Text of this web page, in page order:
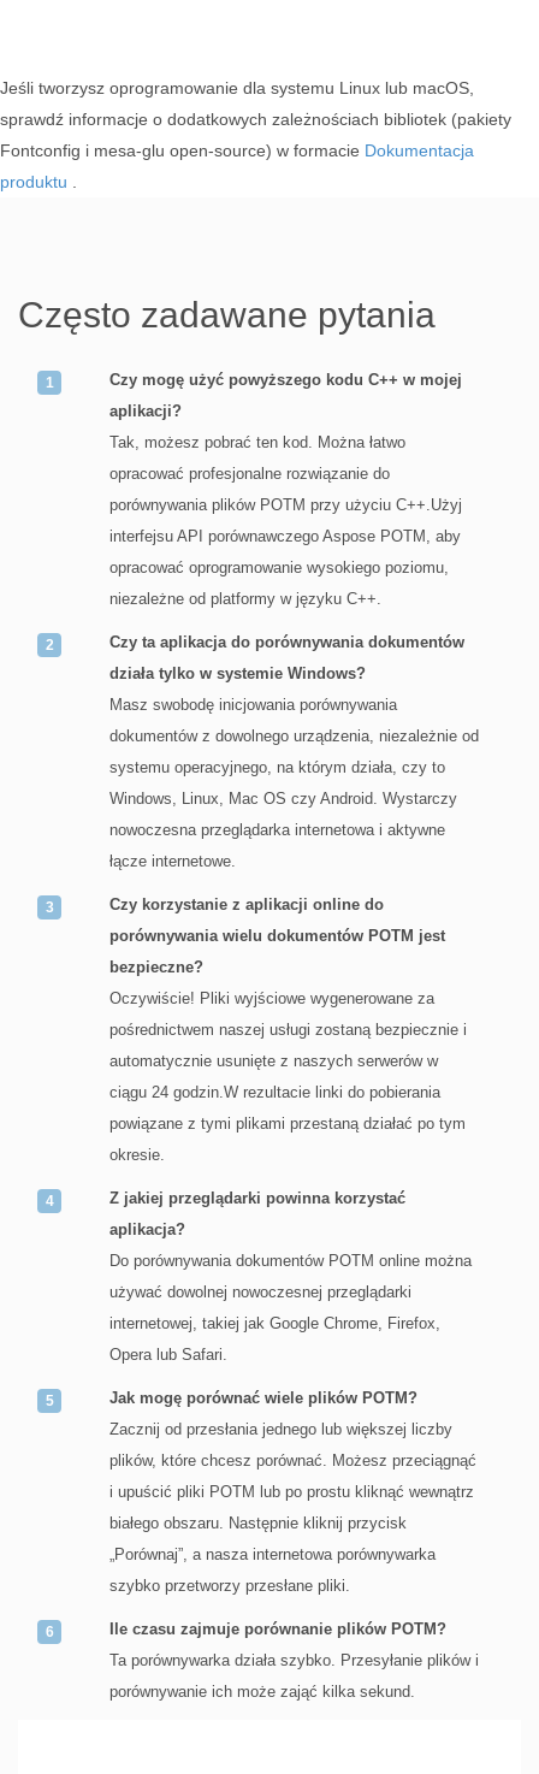
Jeśli tworzysz oprogramowanie dla systemu Linux lub macOS,
sprawdź informacje o dodatkowych zależnościach bibliotek (pakiety
Fontconfig i mesa-glu open-source) w formacie Dokumentacja
produktu
Często zadawane pytania
Czy mogę użyć powyższego kodu C++ w mojej
aplikacji?
Tak, możesz pobrać ten kod. Można łatwo
opracować profesjonalne rozwiązanie do
porównywania plików POTM przy użyciu C++.Użyj
interfejsu API porównawczego Aspose POTM, aby
opracować oprogramowanie wysokiego poziomu,
niezależne od platformy w języku C++.
Czy ta aplikacja do porównywania dokumentów
działa tylko w systemie Windows?
Masz swobodę inicjowania porównywania
dokumentów z dowolnego urządzenia, niezależnie od
systemu operacyjnego, na którym działa, czy to
Windows, Linux, Mac OS czy Android. Wystarczy
nowoczesna przeglądarka internetowa i aktywne
łącze internetowe.
Czy korzystanie z aplikacji online do
porównywania wielu dokumentów POTM jest
bezpieczne?
Oczywiście! Pliki wyjściowe wygenerowane za
pośrednictwem naszej usługi zostaną bezpiecznie i
automatycznie usunięte z naszych serwerów w
ciągu 24 godzin.W rezultacie linki do pobierania
powiązane z tymi plikami przestaną działać po tym
okresie.
Z jakiej przeglądarki powinna korzystać
aplikacja?
Do porównywania dokumentów POTM online można
używać dowolnej nowoczesnej przeglądarki
internetowej, takiej jak Google Chrome, Firefox,
Opera lub Safari.
Jak mogę porównać wiele plików POTM?
Zacznij od przesłania jednego lub większej liczby
plików, które chcesz porównać. Możesz przeciągnąć
i upuścić pliki POTM lub po prostu kliknąć wewnątrz
białego obszaru. Następnie kliknij przycisk
„Porównaj”, a nasza internetowa porównywarka
szybko przetworzy przesłane pliki.
Ile czasu zajmuje porównanie plików POTM?
Ta porównywarka działa szybko. Przesyłanie plików i
porównywanie ich może zająć kilka sekund.